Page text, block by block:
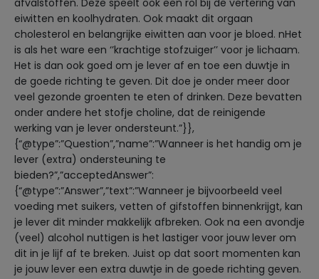
eiwitten en koolhydraten. Ook maakt dit orgaan
cholesterol en belangrijke eiwitten aan voor je bloed. nHet
is als het ware een ‘’krachtige stofzuiger’’ voor je lichaam.
Het is dan ook goed om je lever af en toe een duwtje in
de goede richting te geven. Dit doe je onder meer door
veel gezonde groenten te eten of drinken. Deze bevatten
onder andere het stofje choline, dat de reinigende
werking van je lever ondersteunt.”}},
{“@type”:”Question”,”name”:”Wanneer is het handig om je
lever (extra) ondersteuning te
bieden?”,”acceptedAnswer”:
{“@type”:”Answer”,”text”:”Wanneer je bijvoorbeeld veel
voeding met suikers, vetten of gifstoffen binnenkrijgt, kan
je lever dit minder makkelijk afbreken. Ook na een avondje
(veel) alcohol nuttigen is het lastiger voor jouw lever om
dit in je lijf af te breken. Juist op dat soort momenten kan
je jouw lever een extra duwtje in de goede richting geven.